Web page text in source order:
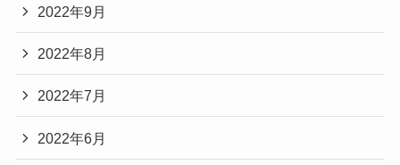
2022年9月
2022年8月
2022年7月
2022年6月